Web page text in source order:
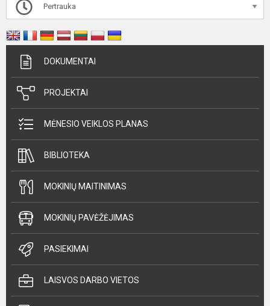
Pertrauka
DOKUMENTAI
PROJEKTAI
MĖNESIO VEIKLOS PLANAS
BIBLIOTEKA
MOKINIŲ MAITINIMAS
MOKINIŲ PAVĖŽĖJIMAS
PASIEKIMAI
LAISVOS DARBO VIETOS